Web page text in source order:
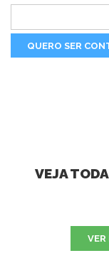
VEJA
VER